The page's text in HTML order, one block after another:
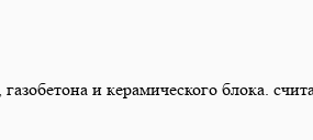
и керамического блока.